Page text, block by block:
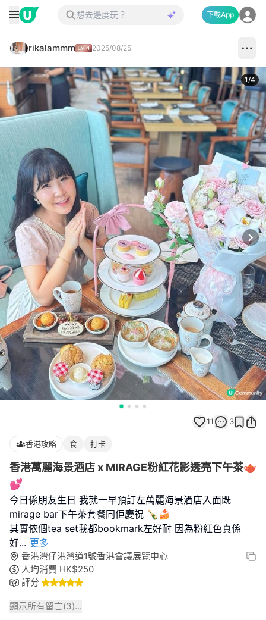
下載App
rikalammm 2025/08/25
1/4
11 3
香港攻略 食 打卡
香港萬麗海景酒店 x MIRAGE粉紅花影透亮下午茶🫖
💕
今日係朋友生日 我就一早預訂左萬麗海景酒店入面既
mirage bar下午茶套餐同佢慶祝 🍾🍰
其實依個tea set我都bookmark左好耐 因為粉紅色真係
好... 更多
香港灣仔港灣道1號香港會議展覽中心
人均消費 HK$250
評分
顯示所有留言(3)...